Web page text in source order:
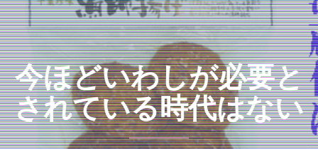
今ほどいわしが必要と
されている時代はない